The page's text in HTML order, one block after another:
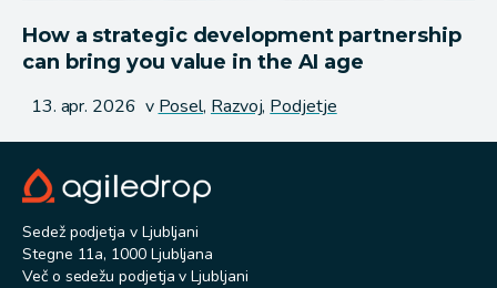
How a strategic development partnership
can bring you value in the AI age
Objavljeno
13. apr. 2026 v Posel, Razvoj, Podjetje
Sedež podjetja v Ljubljani
Stegne 11a, 1000 Ljubljana
Več o sedežu podjetja v Ljubljani